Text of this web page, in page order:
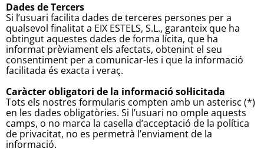
Dades de Tercers
Si l’usuari facilita dades de terceres persones per a
qualsevol finalitat a EIX ESTELS, S.L., garanteix que ha
obtingut aquestes dades de forma lícita, que ha
informat prèviament els afectats, obtenint el seu
consentiment per a comunicar-les i que la informació
facilitada és exacta i veraç.
Caràcter obligatori de la informació sol·licitada
Tots els nostres formularis compten amb un asterisc (*)
en les dades obligatòries. Si l’usuari no omple aquests
camps, o no marca la casella d’acceptació de la política
de privacitat, no es permetrà l’enviament de la
informació.